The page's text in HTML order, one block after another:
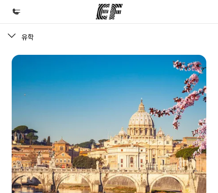
EF 둘러보기
프로그램
제공하는 과정 안내
가까운 지사 검색
회사 소개
사업 부문
채용
유학